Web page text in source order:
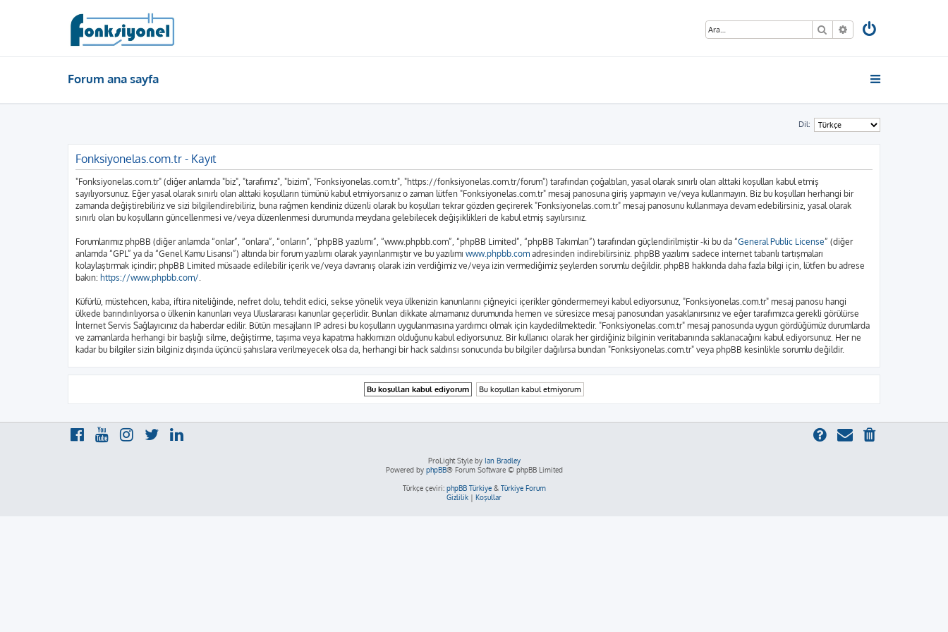
Ara Gelişmiş arama
Forum ana sayfa
Dil:
Fonksiyonelas.com.tr - Kayıt
"Fonksiyonelas.com.tr" (diğer anlamda "biz", "tarafımız", "bizim", "Fonksiyonelas.com.tr", "https://fonksiyonelas.com.tr/forum") tarafından çoğaltılan, yasal olarak sınırlı olan alttaki koşulları kabul etmiş
sayılıyorsunuz. Eğer yasal olarak sınırlı olan alttaki koşulların tümünü kabul etmiyorsanız o zaman lütfen "Fonksiyonelas.com.tr" mesaj panosuna giriş yapmayın ve/veya kullanmayın. Biz bu koşulları herhangi bir
zamanda değiştirebiliriz ve sizi bilgilendirebiliriz, buna rağmen kendiniz düzenli olarak bu koşulları tekrar gözden geçirerek "Fonksiyonelas.com.tr" mesaj panosunu kullanmaya devam edebilirsiniz, yasal olarak
sınırlı olan bu koşulların güncellenmesi ve/veya düzenlenmesi durumunda meydana gelebilecek değişiklikleri de kabul etmiş sayılırsınız.
Forumlarımız phpBB (diğer anlamda “onlar”, “onlara”, “onların”, “phpBB yazılımı”, “www.phpbb.com”, “phpBB Limited”, “phpBB Takımları”) tarafından güçlendirilmiştir -ki bu da “General Public License” (diğer
anlamda “GPL” ya da “Genel Kamu Lisansı”) altında bir forum yazılımı olarak yayınlanmıştır ve bu yazılımı www.phpbb.com adresinden indirebilirsiniz. phpBB yazılımı sadece internet tabanlı tartışmaları
kolaylaştırmak içindir; phpBB Limited müsaade edilebilir içerik ve/veya davranış olarak izin verdiğimiz ve/veya izin vermediğimiz şeylerden sorumlu değildir. phpBB hakkında daha fazla bilgi için, lütfen bu adrese
bakın: https://www.phpbb.com/
Küfürlü, müstehcen, kaba, iftira niteliğinde, nefret dolu, tehdit edici, sekse yönelik veya ülkenizin kanunlarını çiğneyici içerikler göndermemeyi kabul ediyorsunuz, "Fonksiyonelas.com.tr" mesaj panosu hangi
ülkede barındırılıyorsa o ülkenin kanunları veya Uluslararası kanunlar geçerlidir. Bunları dikkate almamanız durumunda hemen ve süresizce mesaj panosundan yasaklanırsınız ve eğer tarafımızca gerekli görülürse
İnternet Servis Sağlayıcınız da haberdar edilir. Bütün mesajların IP adresi bu koşulların uygulanmasına yardımcı olmak için kaydedilmektedir. "Fonksiyonelas.com.tr" mesaj panosunda uygun gördüğümüz durumlarda
ve zamanlarda herhangi bir başlığı silme, değiştirme, taşıma veya kapatma hakkımızın olduğunu kabul ediyorsunuz. Bir kullanıcı olarak her girdiğiniz bilginin veritabanında saklanacağını kabul ediyorsunuz. Her ne
kadar bu bilgiler sizin bilginiz dışında üçüncü şahıslara verilmeyecek olsa da, herhangi bir hack saldırısı sonucunda bu bilgiler dağılırsa bundan "Fonksiyonelas.com.tr" veya phpBB kesinlikle sorumlu değildir.
ProLight Style by Ian Bradley
Powered by phpBB® Forum Software © phpBB Limited
Türkçe çeviri: phpBB Türkiye& Türkiye Forum
Gizlilik | Koşullar